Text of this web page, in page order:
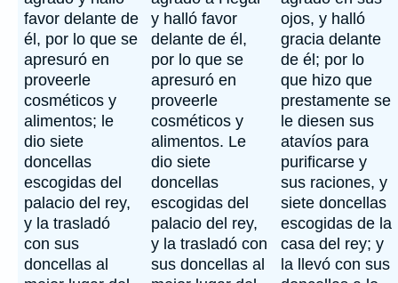
favor delante de
él, por lo que se
apresuró en
proveerle
cosméticos y
alimentos; le
dio siete
doncellas
escogidas del
palacio del rey,
y la trasladó
con sus
doncellas al
y halló favor
delante de él,
por lo que se
apresuró en
proveerle
cosméticos y
alimentos. Le
dio siete
doncellas
escogidas del
palacio del rey,
y la trasladó con
sus doncellas al
ojos, y halló
gracia delante
de él; por lo
que hizo que
prestamente se
le diesen sus
atavíos para
purificarse y
sus raciones, y
siete doncellas
escogidas de la
casa del rey; y
la llevó con sus